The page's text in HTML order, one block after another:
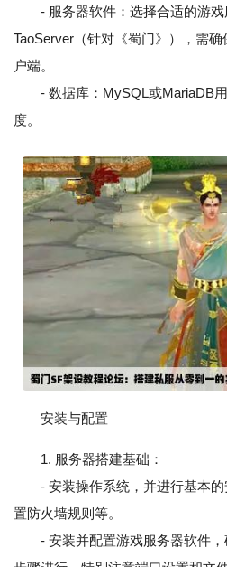
- 服务器软件：选择合适的游戏
TaoServer（针对《蜀门》），需
户端。
- 数据库：MySQL或MariaDB用
度。
安装与配置
1. 服务器搭建基础：
- 安装操作系统，并进行基本的
置防火墙规则等。
- 安装并配置游戏服务器软件，